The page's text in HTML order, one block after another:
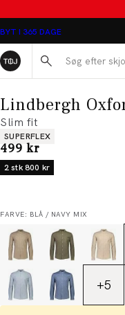
BYT I 365 DAGE
Søg her...
Lindbergh
Slim fit
Produkt egenskaber
SUPERFLEX
I alt (inkl. rabat)
499 kr
2 stk 800 kr
FARVE: BLÅ / NAVY MIX
+5